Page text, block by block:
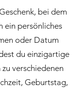
bei dem
ein persönliches
oder Datum
du einzigartige
verschiedenen
Geburtstag,